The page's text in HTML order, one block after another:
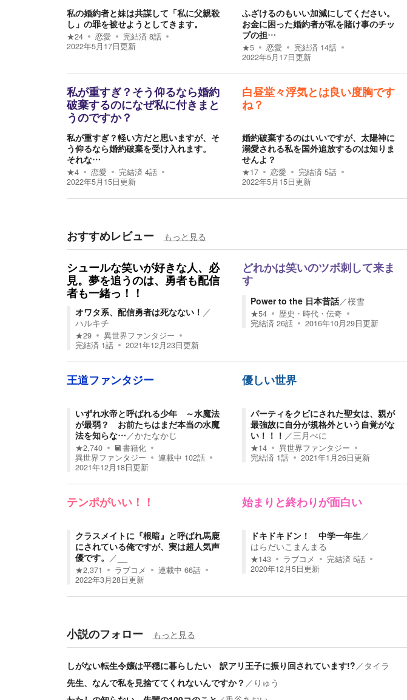
私の婚約者と妹は共謀して「私に父親殺
し」の罪を被せようとしてきます。
★24 恋愛 完結済 8話
2022年5月17日更新
ふざけるのもいい加減にしてください。
お金に困った婚約者が私を賭け事のチッ
プの担…
★5 恋愛 完結済 14話
2022年5月17日更新
私が重すぎ？そう仰るなら婚約
破棄するのになぜ私に付きまと
うのですか？
私が重すぎ？軽い方だと思いますが、そ
う仰るなら婚約破棄を受け入れます。
それな…
★4 恋愛 完結済 4話
2022年5月15日更新
白昼堂々浮気とは良い度胸です
ね？
婚約破棄するのはいいですが、太陽神に
溺愛される私を国外追放するのは知りま
せんよ？
★17 恋愛 完結済 5話
2022年5月15日更新
おすすめレビュー もっと見る
シュールな笑いが好きな人、必
見。夢を追うのは、勇者も配信
者も一緒っ！！
オワタ系、配信勇者は死なない！ ／
ハルキチ
★29
異世界ファンタジー
完結済 1話 2021年12月23日更新
どれかは笑いのツボ刺して来ま
す
Power to the 日本昔話／桜雪
★54
歴史・時代・伝奇
完結済 26話 2016年10月29日更新
王道ファンタジー
いずれ水帝と呼ばれる少年 ～水魔法
が最弱？ お前たちはまだ本当の水魔
法を知らな…／かたなかじ
★2,740
書籍化
異世界ファンタジー
連載中 102話
2021年12月18日更新
優しい世界
パーティをクビにされた聖女は、親が
最強故に自分が規格外という自覚がな
い！！！ ／三月べに
★14
異世界ファンタジー
完結済 1話 2021年1月26日更新
テンポがいい！！
クラスメイトに『根暗』と呼ばれ馬鹿
にされている俺ですが、実は超人気声
優です。 ／
★2,371 ラブコメ 連載中 66話
2022年3月28日更新
始まりと終わりが面白い
ドキドキドン！ 中学一年生／
はらだいこまんまる
★143 ラブコメ 完結済 5話
2020年12月5日更新
小説のフォロー もっと見る
しがない転生令嬢は平穏に暮らしたい 訳アリ王子に振り回されています!?／ タイラ
先生、なんで私を見捨ててくれないんですか？ ／ りゅう